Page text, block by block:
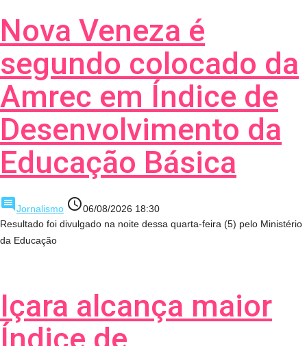
Nova Veneza é
segundo colocado da
Amrec em Índice de
Desenvolvimento da
Educação Básica
comment Jornalismo access_time06/08/2026 18:30
Resultado foi divulgado na noite dessa quarta-feira (5) pelo Ministério
da Educação
Içara alcança maior